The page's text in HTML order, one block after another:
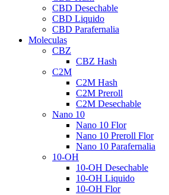
CBD Desechable
CBD Liquido
CBD Parafernalia
Moleculas
CBZ
CBZ Hash
C2M
C2M Hash
C2M Preroll
C2M Desechable
Nano 10
Nano 10 Flor
Nano 10 Preroll Flor
Nano 10 Parafernalia
10-OH
10-OH Desechable
10-OH Liquido
10-OH Flor